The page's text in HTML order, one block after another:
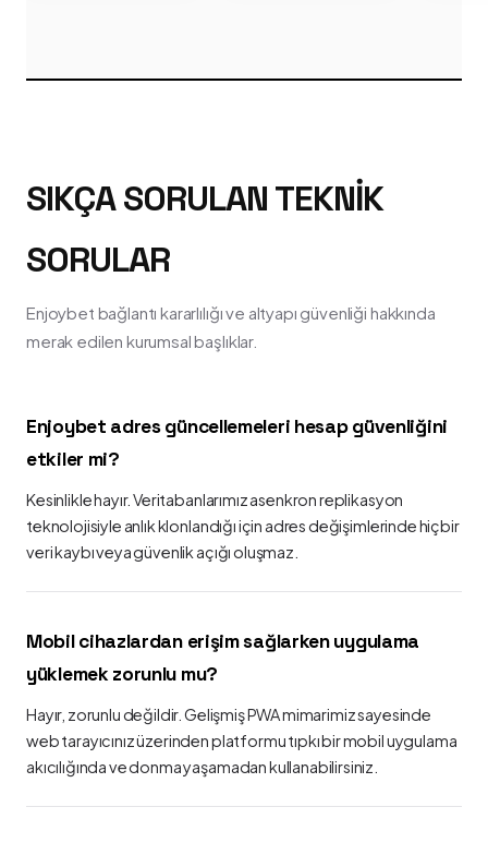
SIKÇA SORULAN TEKNIK
SORULAR
Enjoybet bağlantı kararlılığı ve altyapı güvenliği hakkında
merak edilen kurumsal başlıklar.
Enjoybet adres güncellemeleri hesap güvenliğini
etkiler mi?
Kesinlikle hayır. Veritabanlarımız asenkron replikasyon
teknolojisiyle anlık klonlandığı için adres değişimlerinde hiçbir
veri kaybı veya güvenlik açığı oluşmaz.
Mobil cihazlardan erişim sağlarken uygulama
yüklemek zorunlu mu?
Hayır, zorunlu değildir. Gelişmiş PWA mimarimiz sayesinde
web tarayıcınız üzerinden platformu tıpkı bir mobil uygulama
akıcılığında ve donma yaşamadan kullanabilirsiniz.